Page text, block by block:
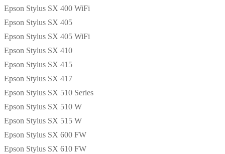
Epson Stylus SX 400 WiFi
Epson Stylus SX 405
Epson Stylus SX 405 WiFi
Epson Stylus SX 410
Epson Stylus SX 415
Epson Stylus SX 417
Epson Stylus SX 510 Series
Epson Stylus SX 510 W
Epson Stylus SX 515 W
Epson Stylus SX 600 FW
Epson Stylus SX 610 FW